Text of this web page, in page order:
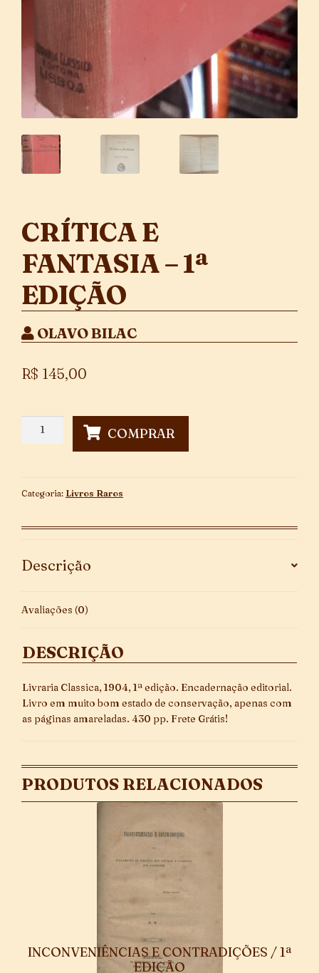
CRÍTICA E
FANTASIA – 1ª
EDIÇÃO
OLAVO BILAC
R$ 145,00
Edição
COMPRAR
Categoria: Livros Raros
Descrição
Avaliações (0)
DESCRIÇÃO
Livraria Classica, 1904, 1ª edição. Encadernação editorial.
Livro em muito bom estado de conservação, apenas com
as páginas amareladas. 430 pp. Frete Grátis!
PRODUTOS RELACIONADOS
INCONVENIÊNCIAS E CONTRADIÇÕES / 1ª
EDIÇÃO